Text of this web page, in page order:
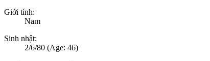
Giới tính:
Nam
Sinh nhật:
2/6/80 (Age: 46)